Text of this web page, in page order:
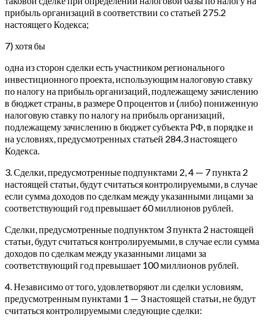
прибыль организаций в соответствии со статьей 275.2
настоящего Кодекса;
7) хотя бы
одна из сторон сделки есть участником регионального
инвестиционного проекта, использующим налоговую ставку
по налогу на прибыль организаций, подлежащему зачислению
в бюджет страны, в размере 0 процентов и (либо) пониженную
налоговую ставку по налогу на прибыль организаций,
подлежащему зачислению в бюджет субъекта РФ, в порядке и
на условиях, предусмотренных статьей 284.3 настоящего
Кодекса.
3. Сделки, предусмотренные подпунктами 2, 4 — 7 пункта 2
настоящей статьи, будут считаться контролируемыми, в случае
если сумма доходов по сделкам между указанными лицами за
соответствующий год превышает 60 миллионов рублей.
Сделки, предусмотренные подпунктом 3 пункта 2 настоящей
статьи, будут считаться контролируемыми, в случае если сумма
доходов по сделкам между указанными лицами за
соответствующий год превышает 100 миллионов рублей.
4. Независимо от того, удовлетворяют ли сделки условиям,
предусмотренным пунктами 1 — 3 настоящей статьи, не будут
считаться контролируемыми следующие сделки: